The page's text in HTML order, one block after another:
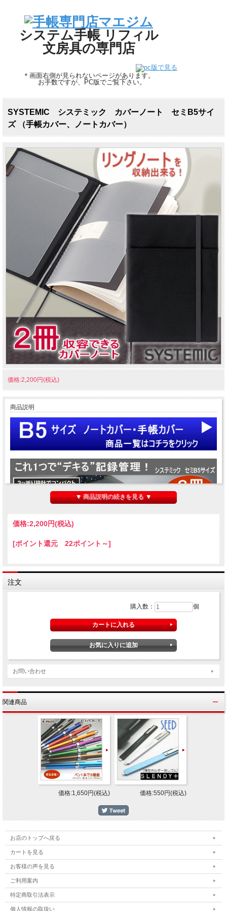
システム手帳 リフィル
文房具の専門店
＊画面右側が見られないページがあります。
お手数ですが、PC版でご覧下さい。
SYSTEMIC システミック カバーノート セミB5サイ
ズ （手帳カバー、ノートカバー）
価格:2,200円(税込)
商品説明
▼ 商品説明の続きを見る ▼
価格:2,200円(税込)
[ポイント還元 22ポイント～]
注文
購入数： 個
お問い合わせ
関連商品
価格:1,650円(税込) 価格:550円(税込)
お店のトップへ戻る
カートを見る
お客様の声を見る
ご利用案内
特定商取引法表示
個人情報の取扱い